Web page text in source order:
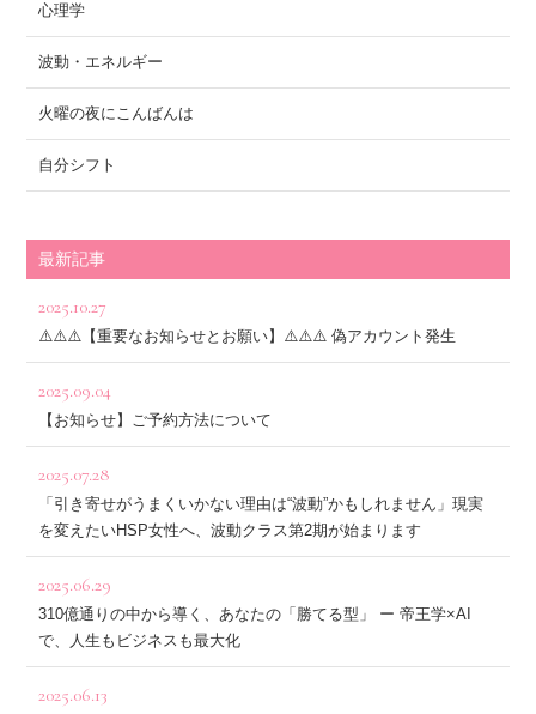
心理学
波動・エネルギー
火曜の夜にこんばんは
自分シフト
最新記事
2025.10.27
⚠️⚠️⚠️【重要なお知らせとお願い】⚠️⚠️⚠️ 偽アカウント発生
2025.09.04
【お知らせ】ご予約方法について
2025.07.28
「引き寄せがうまくいかない理由は“波動”かもしれません」現実
を変えたいHSP女性へ、波動クラス第2期が始まります
2025.06.29
310億通りの中から導く、あなたの「勝てる型」 ー 帝王学×AI
で、人生もビジネスも最大化
2025.06.13